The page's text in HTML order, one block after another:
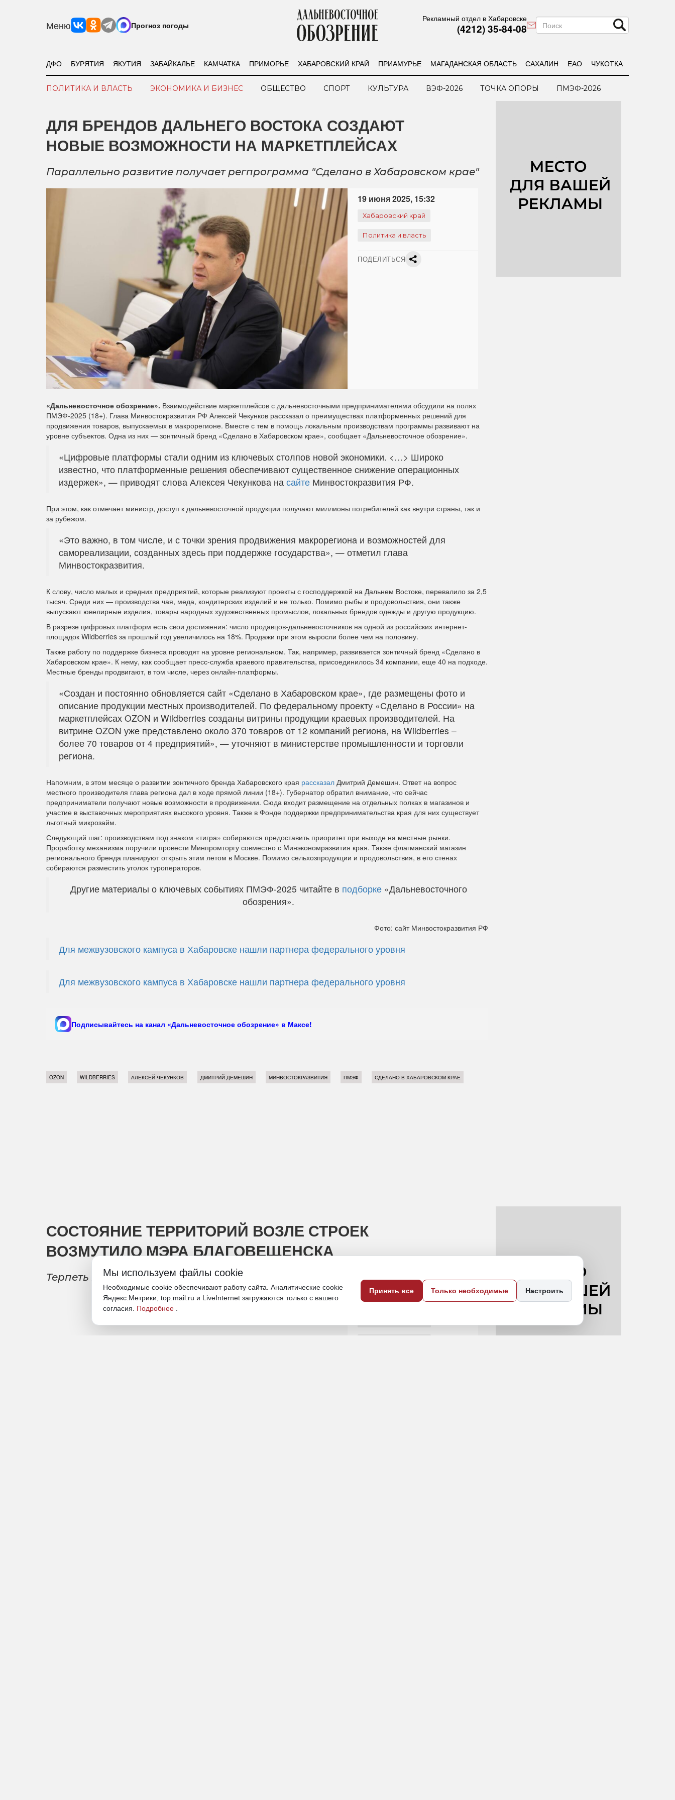
Меню Прогноз погоды
Рекламный отдел в Хабаровске
(4212) 35-84-08
ДФО БУРЯТИЯ ЯКУТИЯ ЗАБАЙКАЛЬЕ КАМЧАТКА ПРИМОРЬЕ ХАБАРОВСКИЙ КРАЙ ПРИАМУРЬЕ МАГАДАНСКАЯ ОБЛАСТЬ САХАЛИН ЕАО ЧУКОТКА
ПОЛИТИКА И ВЛАСТЬ ЭКОНОМИКА И БИЗНЕС ОБЩЕСТВО СПОРТ КУЛЬТУРА ВЭФ-2026 ТОЧКА ОПОРЫ ПМЭФ-2026
ДЛЯ БРЕНДОВ ДАЛЬНЕГО ВОСТОКА СОЗДАЮТ
НОВЫЕ ВОЗМОЖНОСТИ НА МАРКЕТПЛЕЙСАХ
Параллельно развитие получает регпрограмма "Сделано в Хабаровском крае"
19 июня 2025, 15:32
Хабаровский край
Политика и власть
ПОДЕЛИТЬСЯ
«Дальневосточное обозрение». Взаимодействие маркетплейсов с дальневосточными предпринимателями обсудили на полях
ПМЭФ-2025 (18+). Глава Минвостокразвития РФ Алексей Чекунков рассказал о преимуществах платформенных решений для
продвижения товаров, выпускаемых в макрорегионе. Вместе с тем в помощь локальным производствам программы развивают на
уровне субъектов. Одна из них — зонтичный бренд «Сделано в Хабаровском крае», сообщает «Дальневосточное обозрение».
«Цифровые платформы стали одним из ключевых столпов новой экономики. <…> Широко
известно, что платформенные решения обеспечивают существенное снижение операционных
издержек», — приводят слова Алексея Чекункова на сайте Минвостокразвития РФ.
При этом, как отмечает министр, доступ к дальневосточной продукции получают миллионы потребителей как внутри страны, так и
за рубежом.
«Это важно, в том числе, и с точки зрения продвижения макрорегиона и возможностей для
самореализации, созданных здесь при поддержке государства», — отметил глава
Минвостокразвития.
К слову, число малых и средних предприятий, которые реализуют проекты с господдержкой на Дальнем Востоке, перевалило за 2,5
тысяч. Среди них — производства чая, меда, кондитерских изделий и не только. Помимо рыбы и продовольствия, они также
выпускают ювелирные изделия, товары народных художественных промыслов, локальных брендов одежды и другую продукцию.
В разрезе цифровых платформ есть свои достижения: число продавцов-дальневосточников на одной из российских интернет-
площадок Wildberries за прошлый год увеличилось на 18%. Продажи при этом выросли более чем на половину.
Также работу по поддержке бизнеса проводят на уровне региональном. Так, например, развивается зонтичный бренд «Сделано в
Хабаровском крае». К нему, как сообщает пресс-служба краевого правительства, присоединилось 34 компании, еще 40 на подходе.
Местные бренды продвигают, в том числе, через онлайн-платформы.
«Создан и постоянно обновляется сайт «Сделано в Хабаровском крае», где размещены фото и
описание продукции местных производителей. По федеральному проекту «Сделано в России» на
маркетплейсах OZON и Wildberries созданы витрины продукции краевых производителей. На
витрине OZON уже представлено около 370 товаров от 12 компаний региона, на Wildberries –
более 70 товаров от 4 предприятий», — уточняют в министерстве промышленности и торговли
региона.
Напомним, в этом месяце о развитии зонтичного бренда Хабаровского края рассказал Дмитрий Демешин. Ответ на вопрос
местного производителя глава региона дал в ходе прямой линии (18+). Губернатор обратил внимание, что сейчас
предприниматели получают новые возможности в продвижении. Сюда входит размещение на отдельных полках в магазинов и
участие в выставочных мероприятиях высокого уровня. Также в Фонде поддержки предпринимательства края для них существует
льготный микрозайм.
Следующий шаг: производствам под знаком «тигра» собираются предоставить приоритет при выходе на местные рынки.
Проработку механизма поручили провести Минпромторгу совместно с Минэкономразвития края. Также флагманский магазин
регионального бренда планируют открыть этим летом в Москве. Помимо сельхозпродукции и продовольствия, в его стенах
собираются разместить уголок туроператоров.
Другие материалы о ключевых событиях ПМЭФ-2025 читайте в подборке«Дальневосточного
обозрения».
Фото: сайт Минвостокразвития РФ
Для межвузовского кампуса в Хабаровске нашли партнера федерального уровня
Для межвузовского кампуса в Хабаровске нашли партнера федерального уровня
Подписывайтесь на канал «Дальневосточное обозрение» в Максе!
OZON WILDBERRIES АЛЕКСЕЙ ЧЕКУНКОВ ДМИТРИЙ ДЕМЕШИН МИНВОСТОКРАЗВИТИЯ ПМЭФ СДЕЛАНО В ХАБАРОВСКОМ КРАЕ
СОСТОЯНИЕ ТЕРРИТОРИЙ ВОЗЛЕ СТРОЕК
ВОЗМУТИЛО МЭРА БЛАГОВЕЩЕНСКА
Терпеть неудобства, по словам градоначальника, пешеходы не должны
19 июня 2025, 12:43
Мы используем файлы cookie
Необходимые cookie обеспечивают работу сайта. Аналитические cookie
Яндекс.Метрики, top.mail.ru и LiveInternet загружаются только с вашего
согласия. Подробнее
Принять все Только необходимые Настроить